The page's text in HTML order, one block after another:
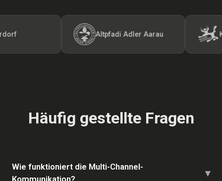
Altpfadi Adler Aarau Kunst-
Häufig gestellte Fragen
Wie funktioniert die Multi-Channel-
▾